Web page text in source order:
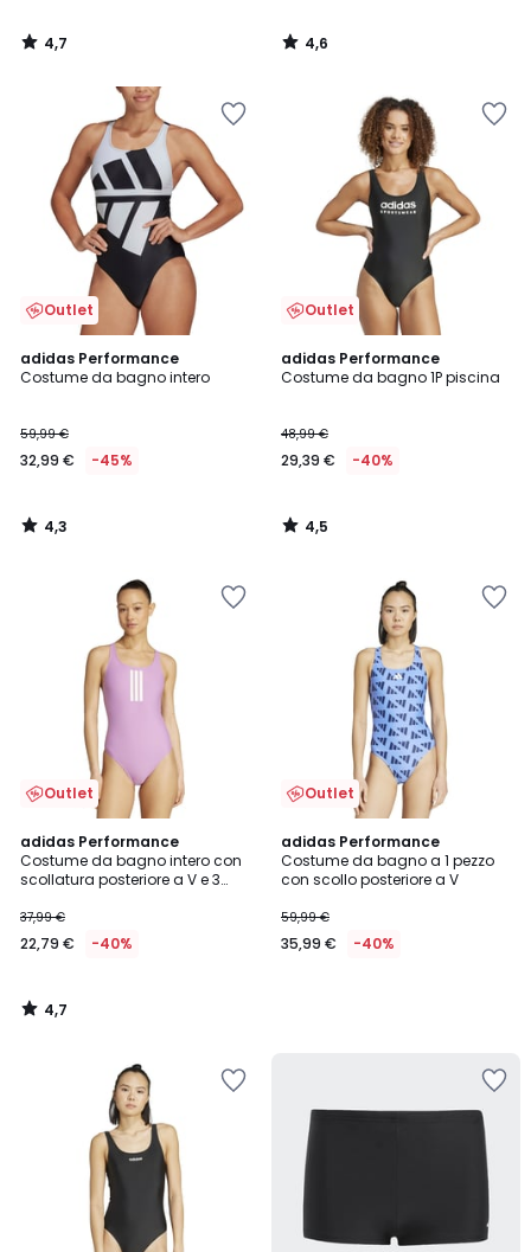
4,7
/
4,6
/
Outlet
adidas Performance
Costume da bagno intero
59,99 €
32,99 € -45%
4,3
/ 5
4,3
/
Outlet
adidas Performance
Costume da bagno 1P piscina
48,99 €
29,39 € -40%
4,5
/ 5
4,5
/
Outlet
adidas Performance
Costume da bagno intero con
scollatura posteriore a V e 3
37,99 €
22,79 € -40%
4,7
/ 5
4,7
/
Outlet
adidas Performance
Costume da bagno a 1 pezzo
con scollo posteriore a V
59,99 €
35,99 € -40%